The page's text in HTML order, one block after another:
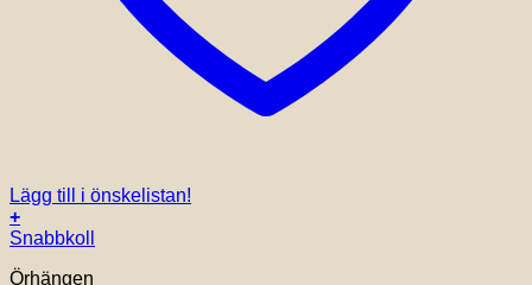
Lägg till i önskelistan!
+
Snabbkoll
Örhängen